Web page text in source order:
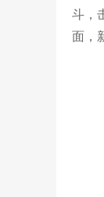
斗，
面，